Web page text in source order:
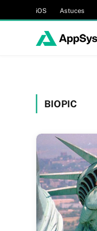
iOS Astuces
BIOPIC